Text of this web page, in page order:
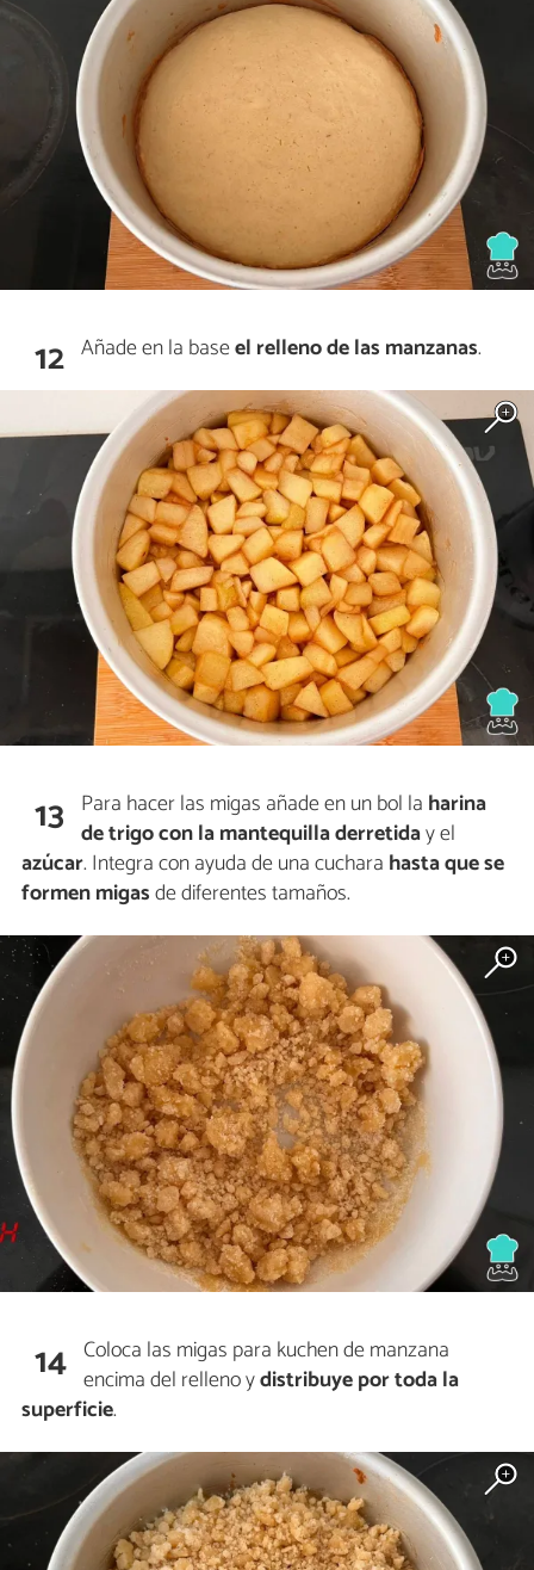
12 Añade en la baseel relleno de las manzanas.
13 Para hacer las migas añade en un bol la harina
de trigo con la mantequilla derretiday el
azúcar. Integra con ayuda de una cuchara hasta que se
formen migasde diferentes tamaños.
14 Coloca las migas para kuchen de manzana
encima del relleno ydistribuye por toda la
superficie.